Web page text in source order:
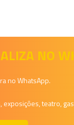
NO
no WhatsApp.
teatro,